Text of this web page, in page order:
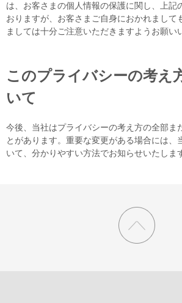
は、お客さまの個人情報の保護に関し、上記
おりますが、お客さまご自身におかれまして
ましては十分ご注意いただきますようお願い
このプライバシーの考え
いて
今後、当社はプライバシーの考え方の全部ま
とがあります。重要な変更がある場合には、
いて、分かりやすい方法でお知らせいたしま